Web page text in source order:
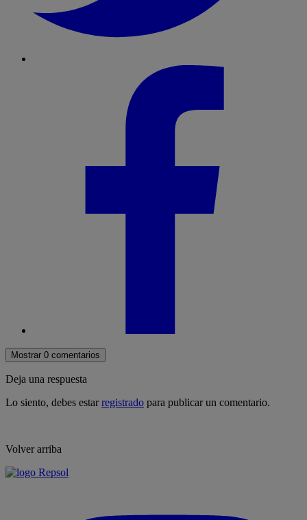
Mostrar 0 comentarios
Deja una respuesta
Lo siento, debes estarregistrado para publicar un comentario.
Volver arriba